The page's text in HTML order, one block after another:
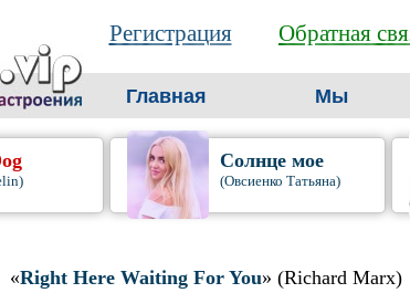
Регистрация Обратная
Главная Мы
Солнце мое
(Овсиенко Татьяна)
«Right Here Waiting For You» (Richard Marx)